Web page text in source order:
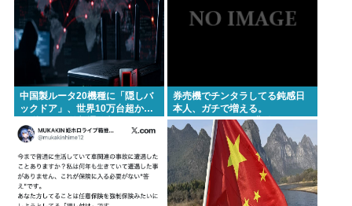
中国製ルータ20機種に「隠しバ
ックドア」、世界10万台超か…
券売機でチンタラしてる鈍感日
本人、ガチで増える。
197cm57kgの俺が背後5cmまで
接近してるのに急ぎもしない
件。